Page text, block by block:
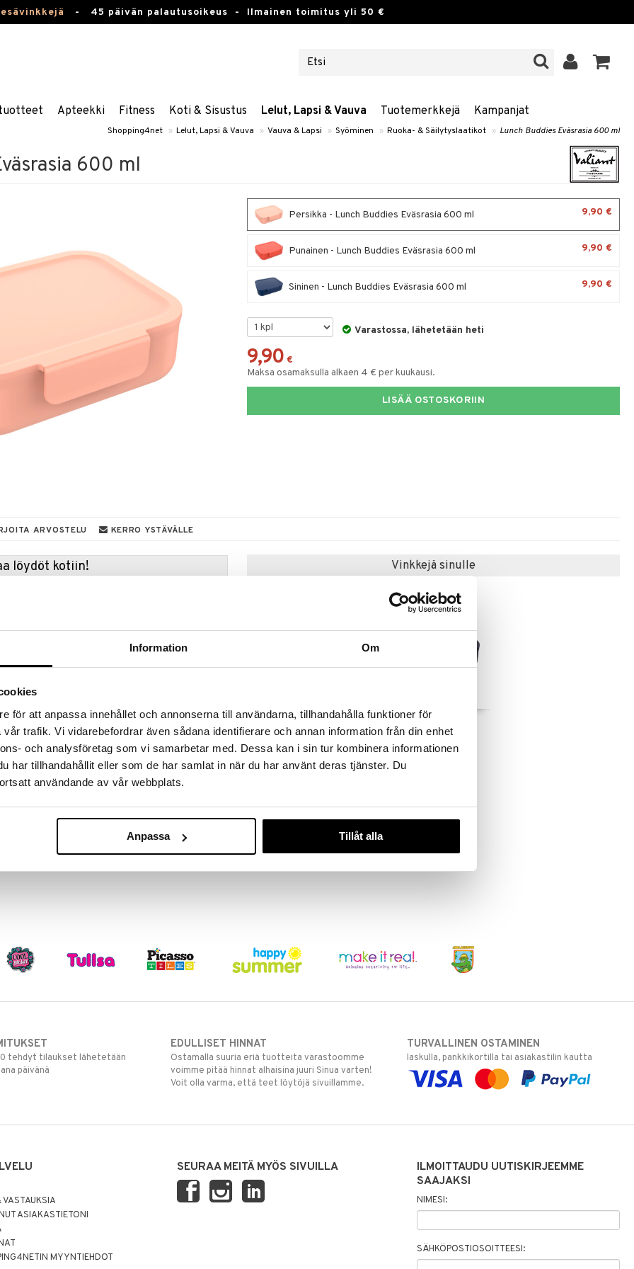
Information Om
för att anpassa innehållet och annonserna till användarna, tillhandahålla funktioner för
trafik. Vi vidarebefordrar även sådana identifierare och annan information från din enhet
och analysföretag som vi samarbetar med. Dessa kan i sin tur kombinera informationen
har tillhandahållit eller som de har samlat in när du har använt deras tjänster. Du
användande av vår webbplats.
Anpassa Tillåt alla
- 45 päivän palautusoikeus - Ilmainen toimitus yli 50 €
Apteekki Fitness Koti & Sisustus Lelut, Lapsi & Vauva Tuotemerkkejä Kampanjat
Shopping4net » Lelut, Lapsi & Vauva » Vauva & Lapsi » Syöminen » Ruoka- & Säilytyslaatikot » Lunch Buddies Eväsrasia 600 ml
600 ml
Persikka - Lunch Buddies Eväsrasia 600 ml 9,90 €
Punainen - Lunch Buddies Eväsrasia 600 ml 9,90 €
Sininen - Lunch Buddies Eväsrasia 600 ml 9,90 €
Varastossa, lähetetään heti
9,90 €
Maksa osamaksulla alkaen 4 € per kuukausi.
LISÄÄ OSTOSKORIIN
ARVOSTELU KERRO YSTÄVÄLLE
löydöt kotiin!
voivat päästä loppumaan!
ale-löydöt »
Lunch Buddiesilta, tilavuus 600 ml
on valmistettu muovista ja siinä on yksi suuri
voit pitää kaksi erillistä annosta. Sulkeutuu
lounaan tai välipalan pakkaamiseen.
Vinkkejä sinulle
Lunch Buddies
Juomapullo 600 ml
VALIANT
9,90 €
Eväslaatikko
VALIANT
10,91
tehdyt tilaukset lähetetään
päivänä
EDULLISET HINNAT
Ostamalla suuria eriä tuotteita varastoomme
voimme pitää hinnat alhaisina juuri Sinua varten!
Voit olla varma, että teet löytöjä sivuillamme.
TURVALLINEN OSTAMINEN
laskulla, pankkikortilla tai asiakastilin kautta
ASIAKASTIETONI
MYYNTIEHDOT
SEURAA MEITÄ MYÖS SIVUILLA
ILMOITTAUDU UUTISKIRJEEMME
SAAJAKSI
NIMESI:
SÄHKÖPOSTIOSOITTEESI: